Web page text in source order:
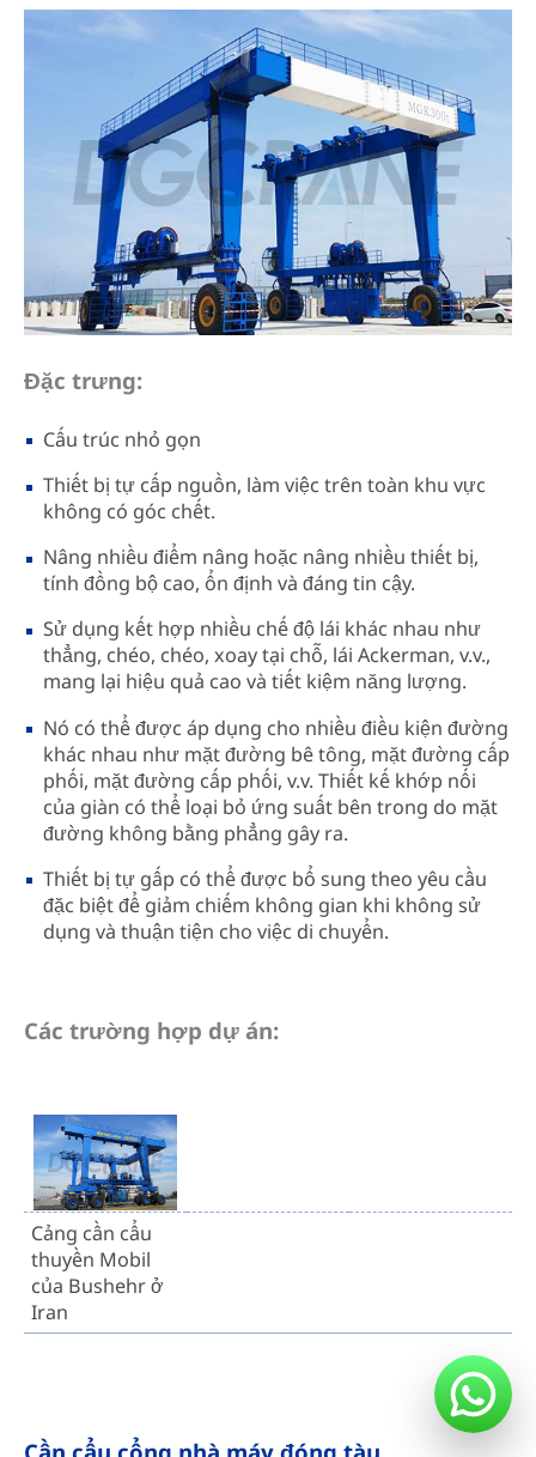
Đặc trưng:
Cấu trúc nhỏ gọn
Thiết bị tự cấp nguồn, làm việc trên toàn khu vực
không có góc chết.
Nâng nhiều điểm nâng hoặc nâng nhiều thiết bị,
tính đồng bộ cao, ổn định và đáng tin cậy.
Sử dụng kết hợp nhiều chế độ lái khác nhau như
thẳng, chéo, chéo, xoay tại chỗ, lái Ackerman, v.v.,
mang lại hiệu quả cao và tiết kiệm năng lượng.
Nó có thể được áp dụng cho nhiều điều kiện đường
khác nhau như mặt đường bê tông, mặt đường cấp
phối, mặt đường cấp phối, v.v. Thiết kế khớp nối
của giàn có thể loại bỏ ứng suất bên trong do mặt
đường không bằng phẳng gây ra.
Thiết bị tự gấp có thể được bổ sung theo yêu cầu
đặc biệt để giảm chiếm không gian khi không sử
dụng và thuận tiện cho việc di chuyển.
Các trường hợp dự án:
Cảng cần cẩu
thuyền Mobil
của Bushehr ở
Iran